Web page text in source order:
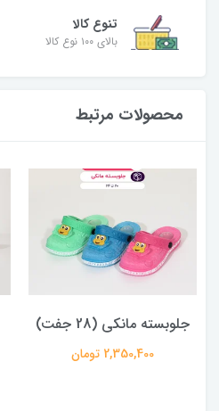
تنوع کالا
بالای ۱۰۰ نوع کالا
محصولات مرتبط
جلوبسته مانکی (28 جفت)
2,350,400 تومان